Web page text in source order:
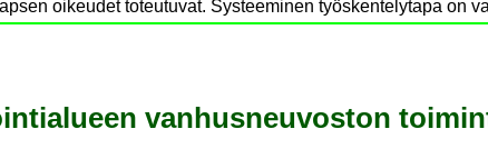
oikeudet toteutuvat. Systeeminen työskentelytapa on
van­hus­neu­vos­ton